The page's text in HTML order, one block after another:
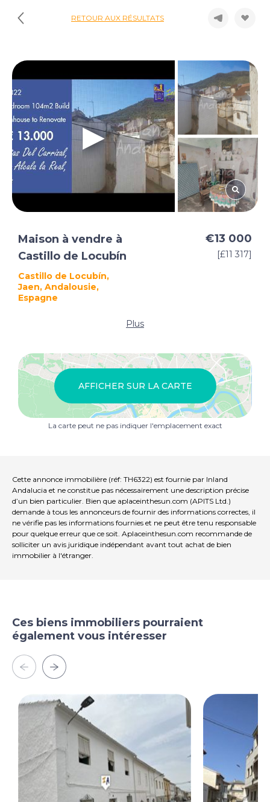
RETOUR AUX RÉSULTATS
Maison à vendre à
Castillo de Locubín
Castillo de Locubín,
Jaen, Andalousie,
Espagne
€13 000
[£11 317]
Plus
AFFICHER SUR LA CARTE
La carte peut ne pas indiquer l'emplacement exact
Cette annonce immobilière (réf: TH6322) est fournie par Inland
Andalucia et ne constitue pas nécessairement une description précise
d’un bien particulier. Bien que aplaceinthesun.com (APITS Ltd.)
demande à tous les annonceurs de fournir des informations correctes, il
ne vérifie pas les informations fournies et ne peut être tenu responsable
pour quelque erreur que ce soit. Aplaceinthesun.com recommande de
solliciter un avis juridique indépendant avant tout achat de bien
immobilier à l'étranger.
Ces biens immobiliers pourraient
également vous intéresser